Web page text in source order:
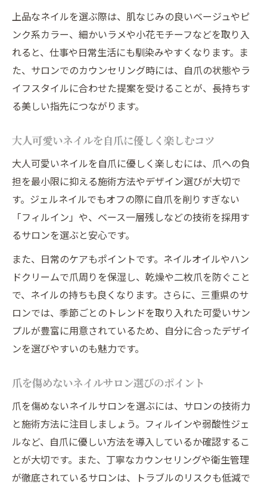
指先を美しくするスイートネイルの魅力
スイートネイルで叶える指先の美しさ
ネイルで見違える大人可愛い指先づくり
上品さと可愛さを両立するネイル技術
スイートネイルの自爪を守る工夫とは
指先から始まるネイルの自分磨き体験
自爪を守るためのネイル施術のポイント
長く通えるネイルサロンが大切にする信頼
感
ネイルサロンの衛生管理と安全性について
サロン選びで重視したいネイルケア体制
忙しい毎日に寄り添うおすすめのネイル術
忙しくても続く時短ネイルケアの工夫
毎日に馴染む大人ネイルのデザイン提案
ネイルで叶える日常に溶け込む指先美
忙しい女性におすすめのネイル選び方
納得のいく美しい指先を維持するコツ
ネイルの美しさを長持ちさせる秘訣
自爪とネイルの両立で指先美をキープ
日常ケアで実現する美しいネイル維持術
定期的なネイルメンテナンスの重要性
上品なネイルを選ぶ際は、肌なじみの良いベージュやピ
ンク系カラー、細かいラメや小花モチーフなどを取り入
れると、仕事や日常生活にも馴染みやすくなります。ま
た、サロンでのカウンセリング時には、自爪の状態やラ
イフスタイルに合わせた提案を受けることが、長持ちす
る美しい指先につながります。
大人可愛いネイルを自爪に優しく楽しむコツ
大人可愛いネイルを自爪に優しく楽しむには、爪への負
担を最小限に抑える施術方法やデザイン選びが大切で
す。ジェルネイルでもオフの際に自爪を削りすぎない
「フィルイン」や、ベース一層残しなどの技術を採用す
るサロンを選ぶと安心です。
また、日常のケアもポイントです。ネイルオイルやハン
ドクリームで爪周りを保湿し、乾燥や二枚爪を防ぐこと
で、ネイルの持ちも良くなります。さらに、三重県のサ
ロンでは、季節ごとのトレンドを取り入れた可愛いサン
プルが豊富に用意されているため、自分に合ったデザイ
ンを選びやすいのも魅力です。
爪を傷めないネイルサロン選びのポイント
爪を傷めないネイルサロンを選ぶには、サロンの技術力
と施術方法に注目しましょう。フィルインや弱酸性ジェ
ルなど、自爪に優しい方法を導入しているか確認するこ
とが大切です。また、丁寧なカウンセリングや衛生管理
が徹底されているサロンは、トラブルのリスクも低減で